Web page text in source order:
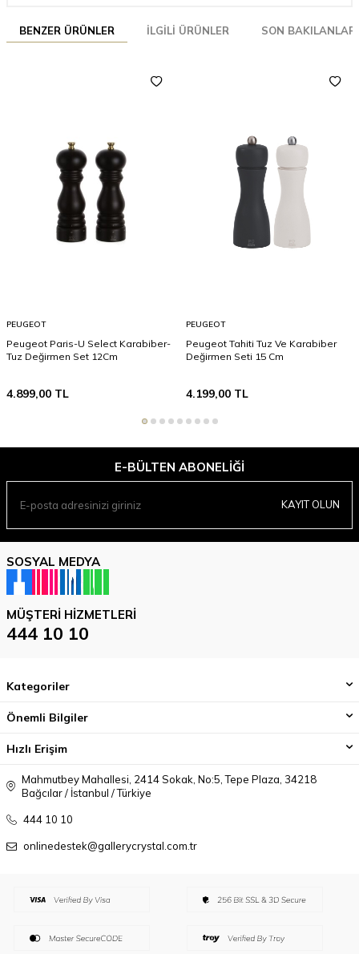
BENZER ÜRÜNLER İLGILI ÜRÜNLER SON BAKILANLAR
PEUGEOT
Peugeot Paris-U Select Karabiber-
Tuz Değirmen Set 12Cm
4.899,00 TL
PEUGEOT
Peugeot Tahiti Tuz Ve Karabiber
Değirmen Seti 15 Cm
4.199,00TL
E-BÜLTEN ABONELIĞI
KAYIT OLUN
SOSYAL MEDYA
MÜŞTERI HIZMETLERI
444 10 10
Kategoriler
Önemli Bilgiler
Hızlı Erişim
Mahmutbey Mahallesi, 2414 Sokak, No:5, Tepe Plaza, 34218
Bağcılar / İstanbul / Türkiye
444 10 10
onlinedestek@gallerycrystal.com.tr